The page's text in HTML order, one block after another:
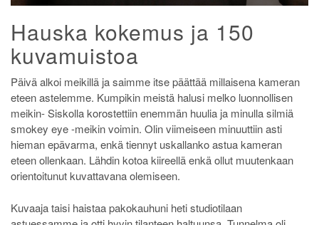
Hauska kokemus ja 150
kuvamuistoa
Päivä alkoi meikillä ja saimme itse päättää millaisena kameran
eteen astelemme. Kumpikin meistä halusi melko luonnollisen
meikin- Siskolla korostettiin enemmän huulia ja minulla silmiä
smokey eye -meikin voimin. Olin viimeiseen minuuttiin asti
hieman epävarma, enkä tiennyt uskallanko astua kameran
eteen ollenkaan. Lähdin kotoa kiireellä enkä ollut muutenkaan
orientoitunut kuvattavana olemiseen.
Kuvaaja taisi haistaa pakokauhuni heti studiotilaan